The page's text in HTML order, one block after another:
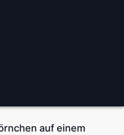
auf einem